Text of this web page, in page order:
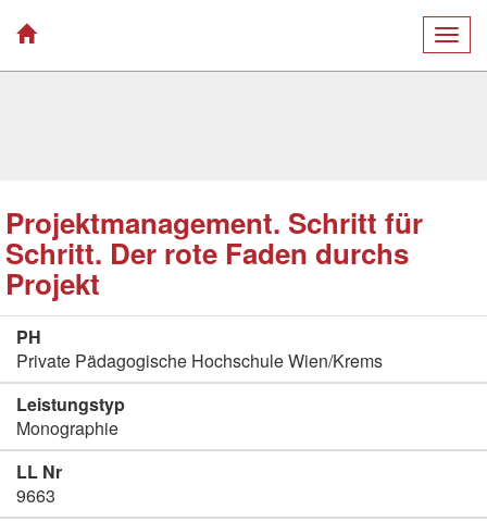
Projektmanagement. Schritt für
Schritt. Der rote Faden durchs
Projekt
PH
Private Pädagogische Hochschule Wien/Krems
Leistungstyp
Monographie
LL Nr
9663